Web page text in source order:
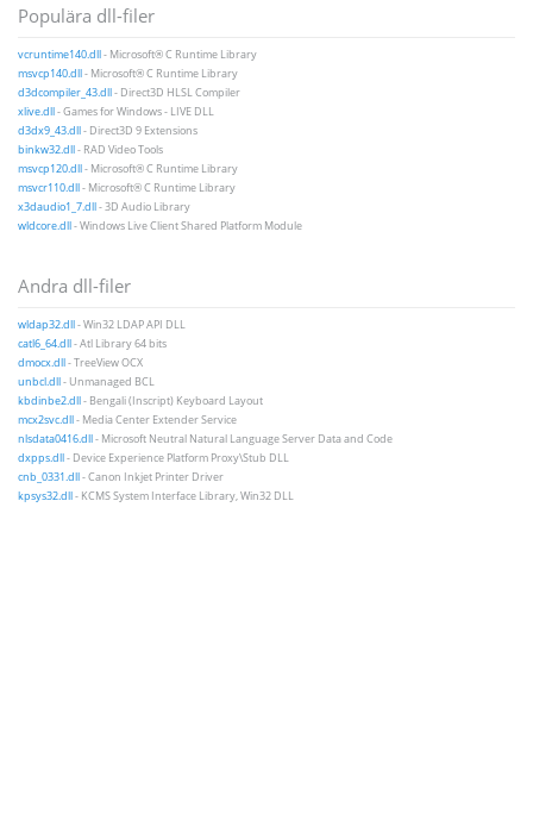
Populära dll-filer
vcruntime140.dll- Microsoft® C Runtime Library
msvcp140.dll- Microsoft® C Runtime Library
d3dcompiler_43.dll- Direct3D HLSL Compiler
xlive.dll- Games for Windows - LIVE DLL
d3dx9_43.dll- Direct3D 9 Extensions
binkw32.dll- RAD Video Tools
msvcp120.dll- Microsoft® C Runtime Library
msvcr110.dll- Microsoft® C Runtime Library
x3daudio1_7.dll- 3D Audio Library
wldcore.dll- Windows Live Client Shared Platform Module
Andra dll-filer
wldap32.dll- Win32 LDAP API DLL
catl6_64.dll- Atl Library 64 bits
dmocx.dll- TreeView OCX
unbcl.dll- Unmanaged BCL
kbdinbe2.dll- Bengali (Inscript) Keyboard Layout
mcx2svc.dll- Media Center Extender Service
nlsdata0416.dll- Microsoft Neutral Natural Language Server Data and Code
dxpps.dll- Device Experience Platform Proxy\Stub DLL
cnb_0331.dll- Canon Inkjet Printer Driver
kpsys32.dll- KCMS System Interface Library, Win32 DLL